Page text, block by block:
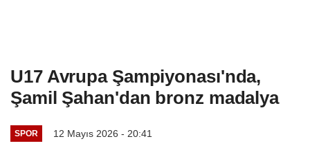
U17 Avrupa Şampiyonası'nda,
Şamil Şahan'dan bronz madalya
SPOR 12 Mayıs 2026 - 20:41